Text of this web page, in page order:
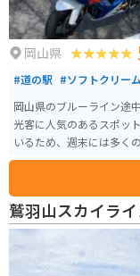
岡山県
#道の駅 #ソフトクリー
岡山県のブルーライン途
光客に人気のあるスポッ
いるため、週末には多く
イクでいっぱいになります。 JAの野菜直売所があり、新鮮な地元
購入できます。また、お
に塩ソフトクリームは大
す。 展望台からは瀬戸内海を一望できます。道の駅内にはミニ鉄道公園もあ
り、家族連れにも楽しめ
見所の一つで、春には
特に駐車場が混雑します。
鷲羽山スカイラ